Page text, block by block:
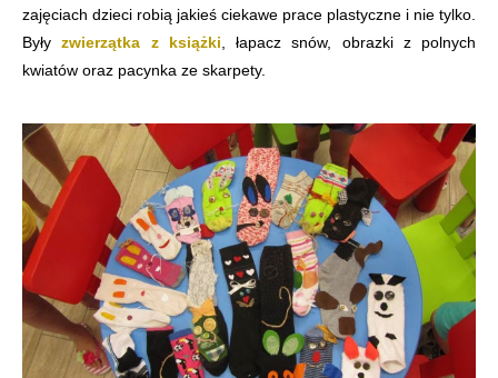
zajęciach dzieci robią jakieś ciekawe prace plastyczne i nie tylko.
Byłyzwierzątka z książki , łapacz snów, obrazki z polnych
kwiatów oraz pacynka ze skarpety.